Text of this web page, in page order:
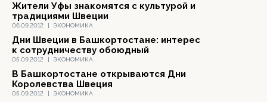
06.09.2012 | ЭКОНОМИКА
Жители Уфы знакомятся с культурой и
традициями Швеции
05.09.2012 | ЭКОНОМИКА
Дни Швеции в Башкортостане: интерес
к сотрудничеству обоюдный
05.09.2012 | ЭКОНОМИКА
В Башкортостане открываются Дни
Королевства Швеция